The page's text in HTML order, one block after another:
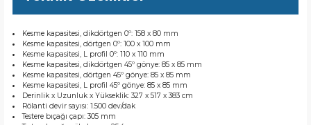
Kesme kapasitesi, dikdörtgen 0º: 158 x 80 mm
Kesme kapasitesi, dörtgen 0º: 100 x 100 mm
Kesme kapasitesi, L profil 0º: 110 x 110 mm
Kesme kapasitesi, dikdörtgen 45º gönye: 85 x 85 mm
Kesme kapasitesi, dörtgen 45º gönye: 85 x 85 mm
Kesme kapasitesi, L profil 45º gönye: 85 x 85 mm
Derinlik x Uzunluk x Yükseklik: 327 x 517 x 383 cm
Rölanti devir sayısı: 1.500 dev/dak
Testere bıçağı çapı: 305 mm